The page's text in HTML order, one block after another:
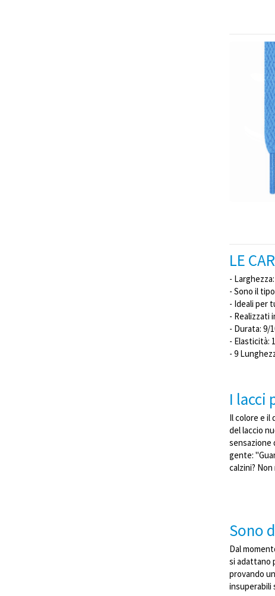
LE
-
- Sono il
- Ideali per
- Realizzati
- Durata: 9/
- Elasticità:
- 9
I lacci
Il colore e il
del laccio
sensazione
gente:
calzini?
Sono
Dal
si adattano
provando
insuperabili